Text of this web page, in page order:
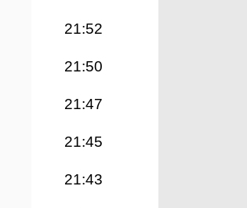
21:52
21:50
21:47
21:45
21:43